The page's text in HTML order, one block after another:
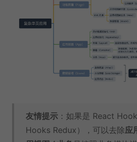
友情提示 ：如果是 React
Hooks Redux），可以去除应